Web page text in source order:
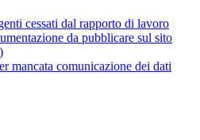
cessati dal rapporto di lavoro
da pubblicare sul sito
mancata comunicazione dei dati